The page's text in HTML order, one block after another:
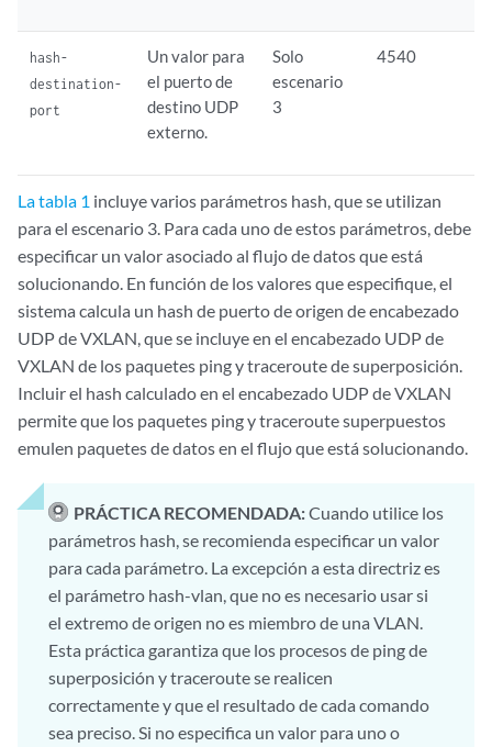
hash-
destination-
port
Un valor para
el puerto de
destino UDP
externo.
Solo
escenario
3
4540
La tabla 1 incluye varios parámetros hash, que se utilizan
para el escenario 3. Para cada uno de estos parámetros, debe
especificar un valor asociado al flujo de datos que está
solucionando. En función de los valores que especifique, el
sistema calcula un hash de puerto de origen de encabezado
UDP de VXLAN, que se incluye en el encabezado UDP de
VXLAN de los paquetes ping y traceroute de superposición.
Incluir el hash calculado en el encabezado UDP de VXLAN
permite que los paquetes ping y traceroute superpuestos
emulen paquetes de datos en el flujo que está solucionando.
PRÁCTICA RECOMENDADA:Cuando utilice los
parámetros hash, se recomienda especificar un valor
para cada parámetro. La excepción a esta directriz es
el parámetro hash-vlan, que no es necesario usar si
el extremo de origen no es miembro de una VLAN.
Esta práctica garantiza que los procesos de ping de
superposición y traceroute se realicen
correctamente y que el resultado de cada comando
sea preciso. Si no especifica un valor para uno o